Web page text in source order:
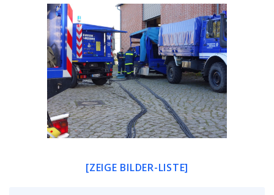
[ZEIGE BILDER-LISTE]